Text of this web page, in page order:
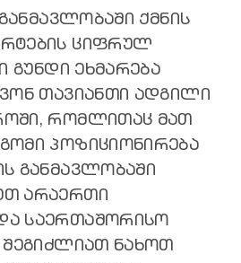
განმავლობაში ქმნის
ციფრულ
გუნდი ეხმარება
თავიანთი ადგილი
რომლითაც მათ
პოზიციონირება
განმავლობაში
არაერთი
საერთაშორისო
შეგიძლიათ ნახოთ